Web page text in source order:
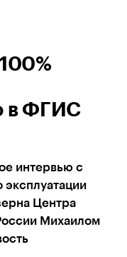
в ФГИС
интервью с
эксплуатации
Центра
Михаилом